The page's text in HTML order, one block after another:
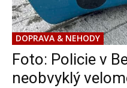
DOPRAVA & NEHODY
Foto: Policie v
neobvyklý